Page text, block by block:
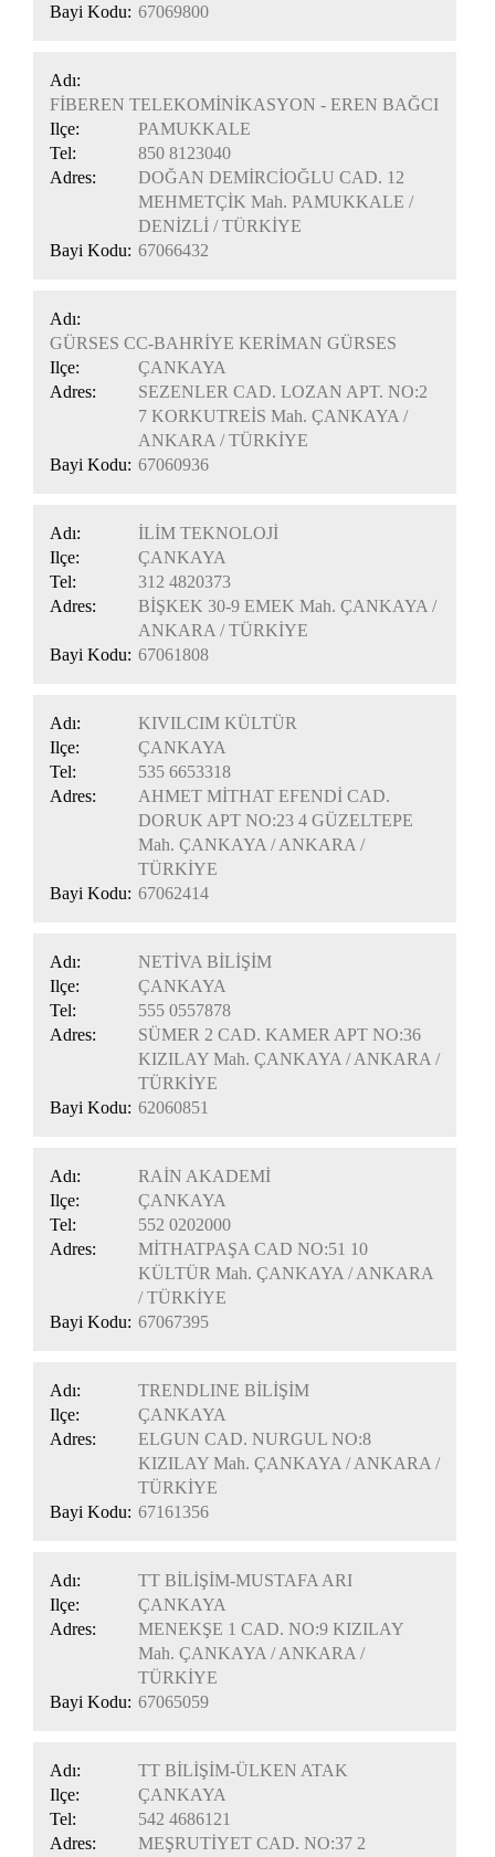
Bayi Kodu: 67069800
Adı:
FİBEREN TELEKOMİNİKASYON - EREN BAĞCI
Ilçe:
PAMUKKALE
Tel:
850 8123040
Adres:
DOĞAN DEMİRCİOĞLU CAD. 12
MEHMETÇİK Mah. PAMUKKALE /
DENİZLİ / TÜRKİYE
Bayi Kodu: 67066432
Adı:
GÜRSES CC-BAHRİYE KERİMAN GÜRSES
Ilçe:
ÇANKAYA
Adres:
SEZENLER CAD. LOZAN APT. NO:2
7 KORKUTREİS Mah. ÇANKAYA /
ANKARA / TÜRKİYE
Bayi Kodu: 67060936
Adı:
İLİM TEKNOLOJİ
Ilçe:
ÇANKAYA
Tel:
312 4820373
Adres:
BİŞKEK 30-9 EMEK Mah. ÇANKAYA /
ANKARA / TÜRKİYE
Bayi Kodu: 67061808
Adı:
KIVILCIM KÜLTÜR
Ilçe:
ÇANKAYA
Tel:
535 6653318
Adres:
AHMET MİTHAT EFENDİ CAD.
DORUK APT NO:23 4 GÜZELTEPE
Mah. ÇANKAYA / ANKARA /
TÜRKİYE
Bayi Kodu: 67062414
Adı:
NETİVA BİLİŞİM
Ilçe:
ÇANKAYA
Tel:
555 0557878
Adres:
SÜMER 2 CAD. KAMER APT NO:36
KIZILAY Mah. ÇANKAYA / ANKARA /
TÜRKİYE
Bayi Kodu: 62060851
Adı:
RAİN AKADEMİ
Ilçe:
ÇANKAYA
Tel:
552 0202000
Adres:
MİTHATPAŞA CAD NO:51 10
KÜLTÜR Mah. ÇANKAYA / ANKARA
/ TÜRKİYE
Bayi Kodu: 67067395
Adı:
TRENDLINE BİLİŞİM
Ilçe:
ÇANKAYA
Adres:
ELGUN CAD. NURGUL NO:8
KIZILAY Mah. ÇANKAYA / ANKARA /
TÜRKİYE
Bayi Kodu: 67161356
Adı:
TT BİLİŞİM-MUSTAFA ARI
Ilçe:
ÇANKAYA
Adres:
MENEKŞE 1 CAD. NO:9 KIZILAY
Mah. ÇANKAYA / ANKARA /
TÜRKİYE
Bayi Kodu: 67065059
Adı:
TT BİLİŞİM-ÜLKEN ATAK
Ilçe:
ÇANKAYA
Tel:
542 4686121
Adres:
MEŞRUTİYET CAD. NO:37 2